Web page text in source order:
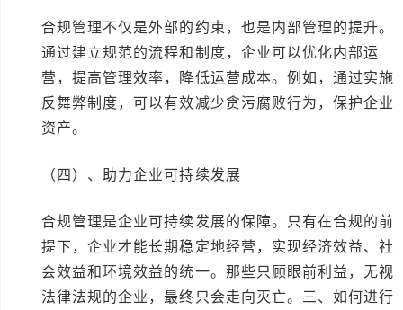
合规管理不仅是外部的约束，也是内部管理的提升。
通过建立规范的流程和制度，企业可以优化内部运
营，提高管理效率，降低运营成本。例如，通过实施
反舞弊制度，可以有效减少贪污腐败行为，保护企业
资产。
（四）、助力企业可持续发展
合规管理是企业可持续发展的保障。只有在合规的前
提下，企业才能长期稳定地经营，实现经济效益、社
会效益和环境效益的统一。那些只顾眼前利益，无视
法律法规的企业，最终只会走向灭亡。三、如何进行